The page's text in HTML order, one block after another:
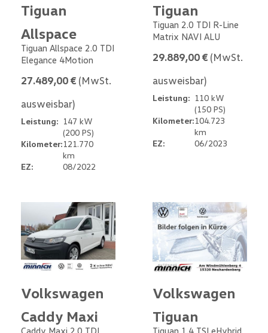
Tiguan
Allspace
Tiguan Allspace 2.0 TDI
Elegance 4Motion
27.489,00 € (MwSt.
ausweisbar)
Leistung: 147 kW
(200 PS)
Kilometer:121.770
km
EZ:
08/2022
Tiguan
Tiguan 2.0 TDI R-Line
Matrix NAVI ALU
29.889,00 € (MwSt.
ausweisbar)
Leistung: 110 kW
(150 PS)
Kilometer:104.723
km
EZ:
06/2023
Volkswagen
Caddy Maxi
Caddy Maxi 2.0 TDI
Volkswagen
Tiguan
Tiguan 1.4 TSI eHybrid